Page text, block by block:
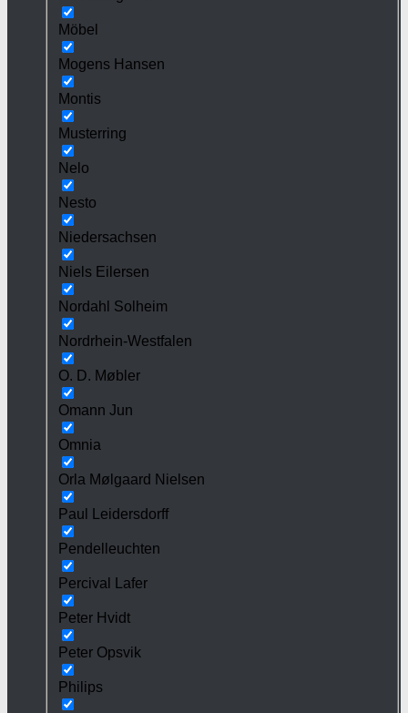
Möbel
Mogens Hansen
Montis
Musterring
Nelo
Nesto
Niedersachsen
Niels Eilersen
Nordahl Solheim
Nordrhein-Westfalen
O. D. Møbler
Omann Jun
Omnia
Orla Mølgaard Nielsen
Paul Leidersdorff
Pendelleuchten
Percival Lafer
Peter Hvidt
Peter Opsvik
Philips